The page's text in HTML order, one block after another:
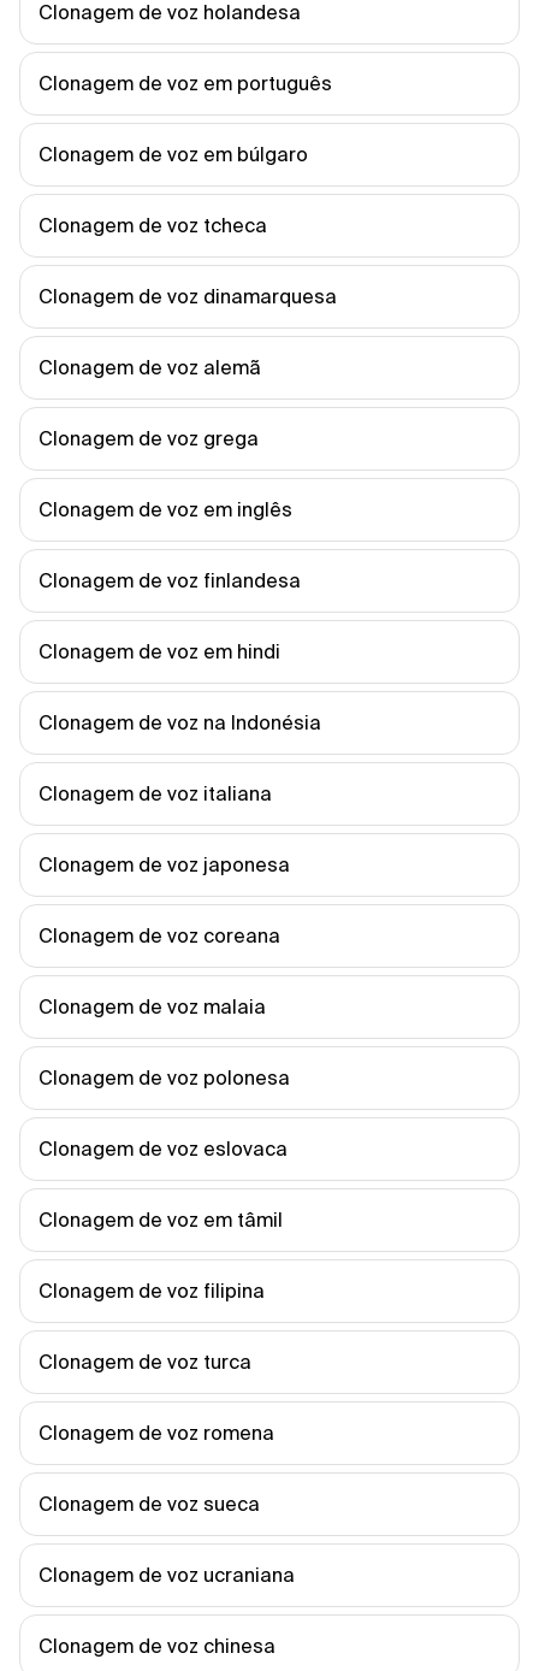
Clonagem de voz holandesa
Clonagem de voz em português
Clonagem de voz em búlgaro
Clonagem de voz tcheca
Clonagem de voz dinamarquesa
Clonagem de voz alemã
Clonagem de voz grega
Clonagem de voz em inglês
Clonagem de voz finlandesa
Clonagem de voz em hindi
Clonagem de voz na Indonésia
Clonagem de voz italiana
Clonagem de voz japonesa
Clonagem de voz coreana
Clonagem de voz malaia
Clonagem de voz polonesa
Clonagem de voz eslovaca
Clonagem de voz em tâmil
Clonagem de voz filipina
Clonagem de voz turca
Clonagem de voz romena
Clonagem de voz sueca
Clonagem de voz ucraniana
Clonagem de voz chinesa